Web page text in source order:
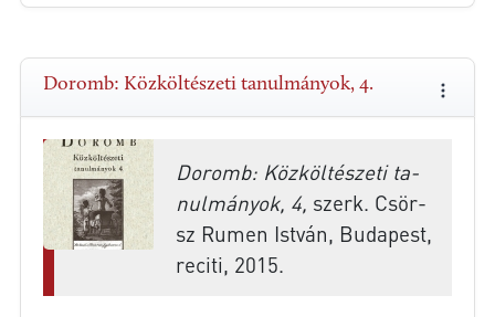
Doromb: Közköltészeti tanulmányok, 4.
Do­romb: Köz­köl­té­sze­ti ta­
nul­má­nyok, 4, szerk. Csör­
sz Ru­men Ist­ván, Bu­da­pest,
re­ci­ti, 2015.